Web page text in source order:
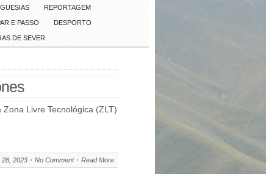
REPORTAGEM
E PASSO DESPORTO
DE SEVER
Livre Tecnológica (ZLT)
28, 2023 No Comment Read More